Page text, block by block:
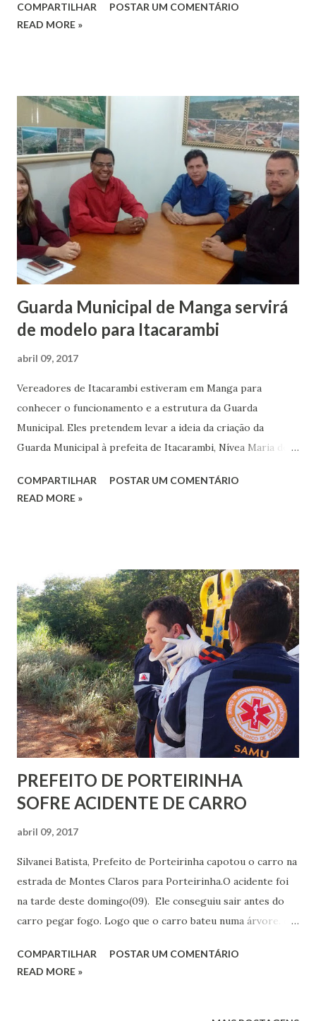
no sentido Bairro Esplanada, quando foi atropelado pelo
Em Várzea da Palma, a passageira de uma motocicleta, de 29
anos, morreu em um acidente na noite deste domingo (9),
na MGC-496. Segundo a polícia, a motocicleta foi atingida
na traseira por um carro. O piloto da moto teve ferimentos
e foi socorrido pelo Samu até um hospital. O motorista do
veículo disse à PM que não percebeu a presença da
motocicleta que seguia no mesmo sentido. Ele fez dois
testes do bafômet...
COMPARTILHAR
POSTAR UM COMENTÁRIO
READ MORE »
Guarda Municipal de Manga servirá
de modelo para Itacarambi
abril 09, 2017
Vereadores de Itacarambi estiveram em Manga para
conhecer o funcionamento e a estrutura da Guarda
Municipal. Eles pretendem levar a ideia da criação da
Guarda Municipal à prefeita de Itacarambi, Nívea Maria de
daquele município e ajudar a amenizar o problema do
Cristina Veloso. Durante o encontro, vereadores e prefeito
trataram de vários assuntos de interesse da região.
“Sabemos que os gastos com a segurança pública é
obrigação do Estado, como também já sabemos que o
município já tem dado uma contribuição que atende as
policias Militar e Civil, mas acreditamos que as duas
instituições carecem de uma ajuda um pouco maior, para
que possam melhorar suas estruturas básicas e
consequentemente o atendimento popul...
COMPARTILHAR
POSTAR UM COMENTÁRIO
READ MORE »
PREFEITO DE PORTEIRINHA
SOFRE ACIDENTE DE CARRO
abril 09, 2017
Silvanei Batista, Prefeito de Porteirinha capotou o carro na
estrada de Montes Claros para Porteirinha.O acidente foi
na tarde deste domingo(09). Ele conseguiu sair antes do
carro pegar fogo. Logo que o carro bateu numa árvore. o
Samu chegou ao local e prestou os socorros, o prefeito
COMPARTILHAR
POSTAR UM COMENTÁRIO
READ MORE »